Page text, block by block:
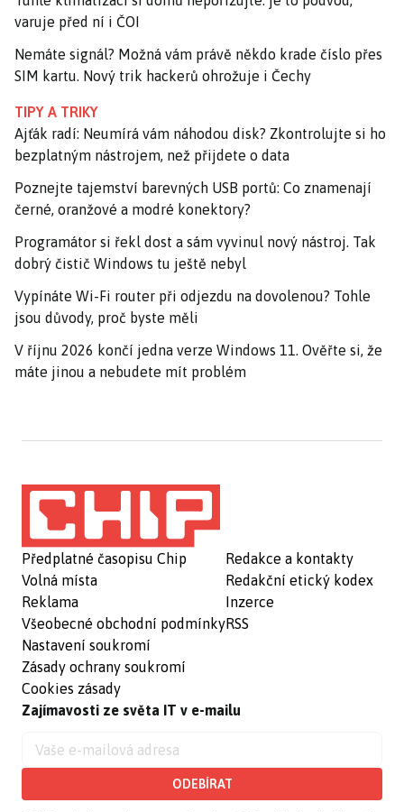
varuje před ní i ČOI
Nemáte signál? Možná vám právě někdo krade číslo přes
SIM kartu. Nový trik hackerů ohrožuje i Čechy
TIPY A TRIKY
Ajťák radí: Neumírá vám náhodou disk? Zkontrolujte si ho
bezplatným nástrojem, než přijdete o data
Poznejte tajemství barevných USB portů: Co znamenají
černé, oranžové a modré konektory?
Programátor si řekl dost a sám vyvinul nový nástroj. Tak
dobrý čistič Windows tu ještě nebyl
Vypínáte Wi-Fi router při odjezdu na dovolenou? Tohle
jsou důvody, proč byste měli
V říjnu 2026 končí jedna verze Windows 11. Ověřte si, že
máte jinou a nebudete mít problém
Předplatné časopisu Chip
Volná místa
Reklama
Všeobecné obchodní podmínky
Nastavení soukromí
Zásady ochrany soukromí
Cookies zásady
Redakce a kontakty
Redakční etický kodex
Inzerce
RSS
Zajímavosti ze světa IT v e-mailu
ODEBÍRAT